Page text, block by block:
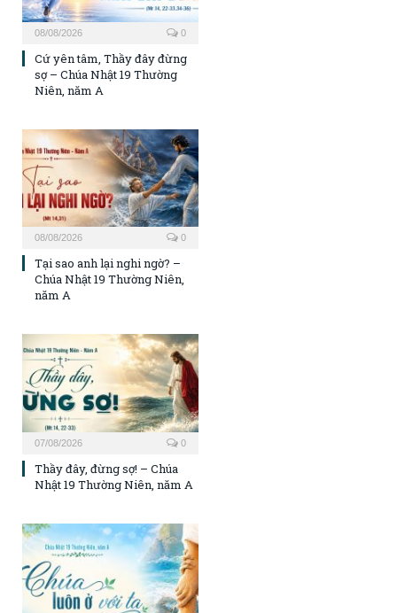
08/08/2026 0
Cứ yên tâm, Thầy đây đừng
sợ – Chúa Nhật 19 Thường
Niên, năm A
08/08/2026 0
Tại sao anh lại nghi ngờ? –
Chúa Nhật 19 Thường Niên,
năm A
07/08/2026 0
Thầy đây, đừng sợ! – Chúa
Nhật 19 Thường Niên, năm A